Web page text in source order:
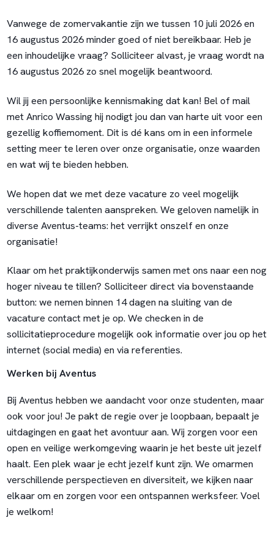
Vanwege de zomervakantie zijn we tussen 10 juli 2026 en
16 augustus 2026 minder goed of niet bereikbaar. Heb je
een inhoudelijke vraag? Solliciteer alvast, je vraag wordt na
16 augustus 2026 zo snel mogelijk beantwoord.
Wil jij een persoonlijke kennismaking dat kan! Bel of mail
met Anrico Wassing hij nodigt jou dan van harte uit voor een
gezellig koffiemoment. Dit is dé kans om in een informele
setting meer te leren over onze organisatie, onze waarden
en wat wij te bieden hebben.
We hopen dat we met deze vacature zo veel mogelijk
verschillende talenten aanspreken. We geloven namelijk in
diverse Aventus-teams: het verrijkt onszelf en onze
organisatie!
Klaar om het praktijkonderwijs samen met ons naar een nog
hoger niveau te tillen? Solliciteer direct via bovenstaande
button: we nemen binnen 14 dagen na sluiting van de
vacature contact met je op. We checken in de
sollicitatieprocedure mogelijk ook informatie over jou op het
internet (social media) en via referenties.
Werken bij Aventus
Bij Aventus hebben we aandacht voor onze studenten, maar
ook voor jou! Je pakt de regie over je loopbaan, bepaalt je
uitdagingen en gaat het avontuur aan. Wij zorgen voor een
open en veilige werkomgeving waarin je het beste uit jezelf
haalt. Een plek waar je echt jezelf kunt zijn. We omarmen
verschillende perspectieven en diversiteit, we kijken naar
elkaar om en zorgen voor een ontspannen werksfeer. Voel
je welkom!